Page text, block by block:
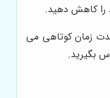
را کاهش دهید.
زمان کوتاهی می
بگیرید.